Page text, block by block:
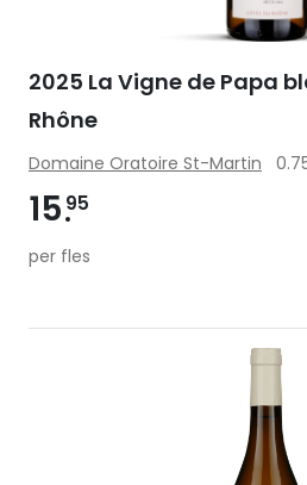
2025 La Vigne de Papa
Rhône
Domaine Oratoire St-Martin
15 95
per fles